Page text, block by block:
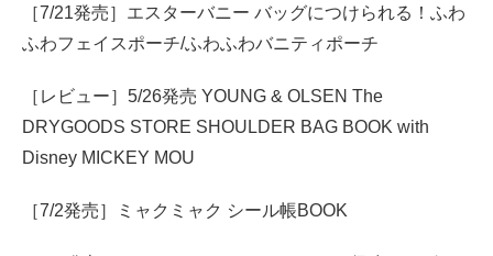
［7/21発売］エスターバニー バッグにつけられる！ふわ
ふわフェイスポーチ/ふわふわバニティポーチ
［レビュー］5/26発売 YOUNG & OLSEN The
DRYGOODS STORE SHOULDER BAG BOOK with
Disney MICKEY MOU
［7/2発売］ミャクミャク シール帳BOOK